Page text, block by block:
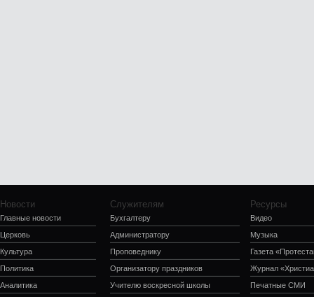
Новости
Главные новости
Церковь
Культура
Политика
Аналитика
Служителям
Бухгалтеру
Администратору
Проповеднику
Организатору праздников
Учителю воскресной школы
Ресурсы
Видео
Музыка
Газета
Журнал
Печатные СМИ